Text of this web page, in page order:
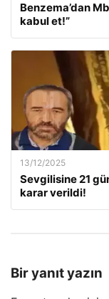
Benzema’dan
kabul et!”
13/12/2025
Sevgilisine 21
karar verildi!
Bir yanıt yazın